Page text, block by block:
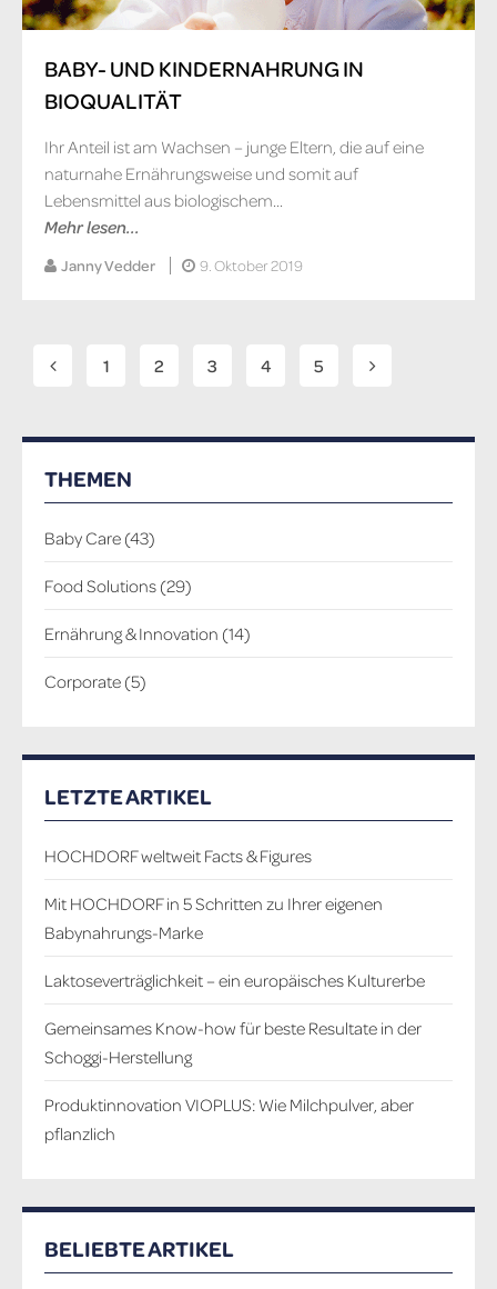
BABY- UND KINDERNAHRUNG IN
BIOQUALITÄT
Ihr Anteil ist am Wachsen – junge Eltern, die auf eine
naturnahe Ernährungsweise und somit auf
Lebensmittel aus biologischem...
Mehr lesen...
Janny Vedder 9. Oktober 2019
1 2 3 4 5
THEMEN
Baby Care (43)
Food Solutions (29)
Ernährung & Innovation (14)
Corporate (5)
LETZTE ARTIKEL
HOCHDORF weltweit Facts & Figures
Mit HOCHDORF in 5 Schritten zu Ihrer eigenen
Babynahrungs-Marke
Laktoseverträglichkeit – ein europäisches Kulturerbe
Gemeinsames Know-how für beste Resultate in der
Schoggi-Herstellung
Produktinnovation VIOPLUS: Wie Milchpulver, aber
pflanzlich
BELIEBTE ARTIKEL